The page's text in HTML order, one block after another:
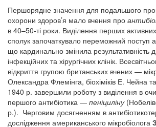
Першорядне значення для подальшого
охорони здоров’я мало вчення про
в 40–50-ті роки. Виділення перших
сполук започаткувало переможний поступ
що кардинально змінила результативність
інфекційних та хірургічних клінік.
відкриття групою британських вчених —
Олександра Флемінга, біохіміків Е. Чейна
1940 р. завершили роботу з виділення в
першого антибіотика — пеніциліну
р.). Черговим досягненням в
дослідження американського мікробіолога